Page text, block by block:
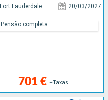
Fort Lauderdale 20/03/2027
701 € +Taxas
Pensão completa